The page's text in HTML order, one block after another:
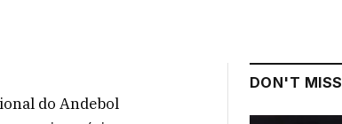
do Andebol
DON'T MISS